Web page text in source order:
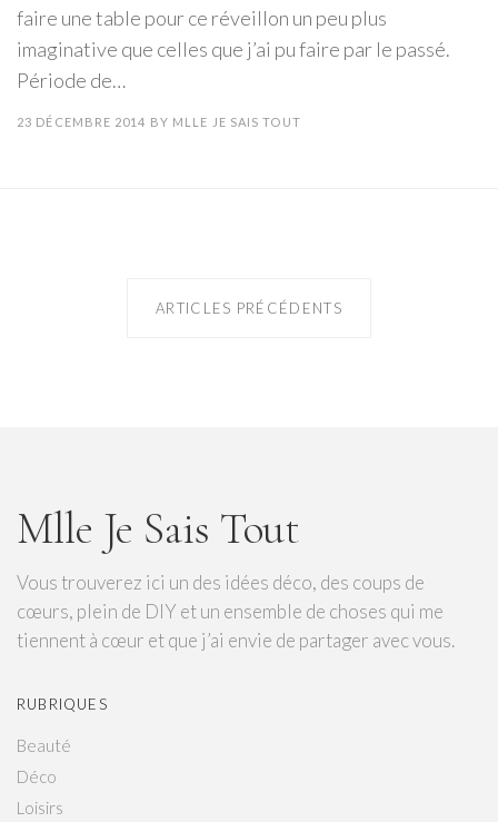
faire une table pour ce réveillon un peu plus
imaginative que celles que j’ai pu faire par le passé.
Période de…
23 DÉCEMBRE 2014 BY MLLE JE SAIS TOUT
ARTICLES PRÉCÉDENTS
Mlle Je Sais Tout
Vous trouverez ici un des idées déco, des coups de
cœurs, plein de DIY et un ensemble de choses qui me
tiennent à cœur et que j’ai envie de partager avec vous.
RUBRIQUES
Beauté
Déco
Loisirs